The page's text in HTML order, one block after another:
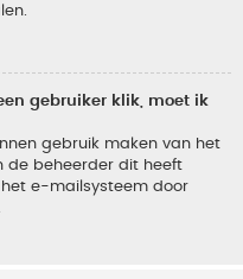
gebruiker klik, moet ik
gebruik maken van het
de beheerder dit heeft
e-mailsysteem door